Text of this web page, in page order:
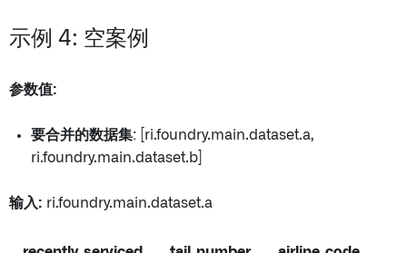
示例 4: 空案例
参数值:
要合并的数据集: [ri.foundry.main.dataset.a,
ri.foundry.main.dataset.b]
输入: ri.foundry.main.dataset.a